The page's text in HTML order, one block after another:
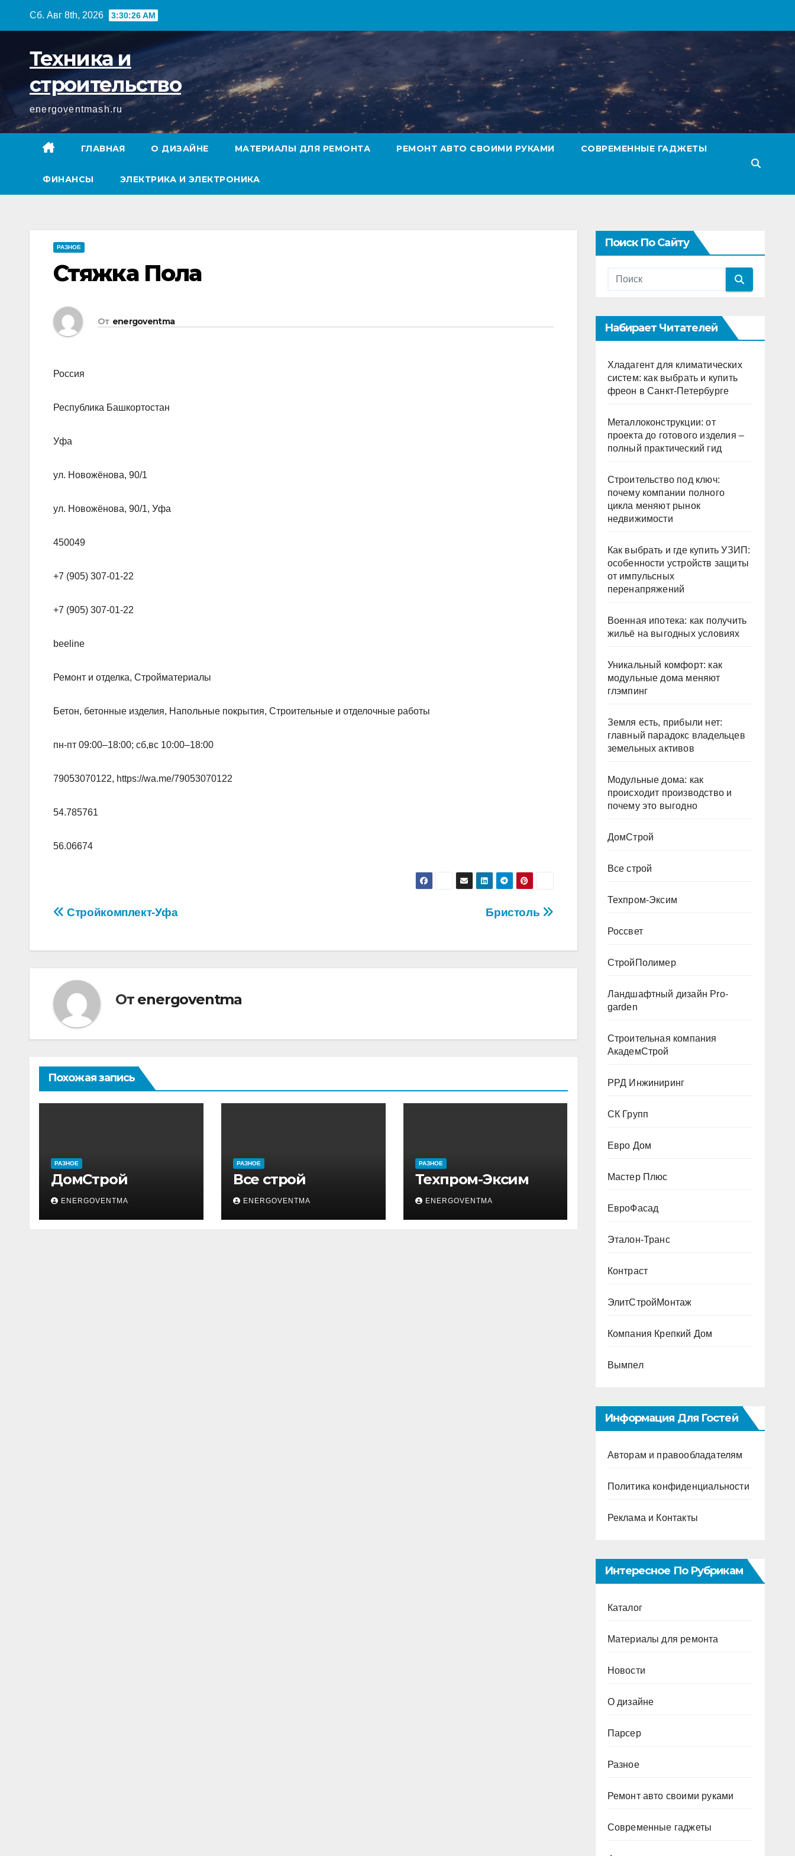
Сб. Авг 8th, 2026 3:30:27 AM
Техника и
строительство
energoventmash.ru
ГЛАВНАЯ О ДИЗАЙНЕ МАТЕРИАЛЫ ДЛЯ РЕМОНТА РЕМОНТ АВТО СВОИМИ РУКАМИ СОВРЕМЕННЫЕ ГАДЖЕТЫ
ФИНАНСЫ ЭЛЕКТРИКА И ЭЛЕКТРОНИКА
РАЗНОЕ
Стяжка Пола
От energoventma
Россия
Республика Башкортостан
Уфа
ул. Новожёнова, 90/1
ул. Новожёнова, 90/1, Уфа
450049
+7 (905) 307-01-22
+7 (905) 307-01-22
beeline
Ремонт и отделка, Стройматериалы
Бетон, бетонные изделия, Напольные покрытия, Строительные и отделочные работы
пн-пт 09:00–18:00; сб,вс 10:00–18:00
79053070122, https://wa.me/79053070122
54.785761
56.06674
Навигация
Бристоль
Стройкомплект-Уфа
От energoventma
Похожая запись
РАЗНОЕ
ДомСтрой
ENERGOVENTMA
РАЗНОЕ
Все строй
ENERGOVENTMA
РАЗНОЕ
Техпром-Эксим
ENERGOVENTMA
Поиск По Сайту
Набирает Читателей
Хладагент для климатических
систем: как выбрать и купить
фреон в Санкт-Петербурге
Металлоконструкции: от
проекта до готового изделия –
полный практический гид
Строительство под ключ:
почему компании полного
цикла меняют рынок
недвижимости
Как выбрать и где купить УЗИП:
особенности устройств защиты
от импульсных
перенапряжений
Военная ипотека: как получить
жильё на выгодных условиях
Уникальный комфорт: как
модульные дома меняют
глэмпинг
Земля есть, прибыли нет:
главный парадокс владельцев
земельных активов
Модульные дома: как
происходит производство и
почему это выгодно
ДомСтрой
Все строй
Техпром-Эксим
Россвет
СтройПолимер
Ландшафтный дизайн Pro-
garden
Строительная компания
АкадемСтрой
РРД Инжиниринг
СК Групп
Евро Дом
Мастер Плюс
ЕвроФасад
Эталон-Транс
Контраст
ЭлитСтройМонтаж
Компания Крепкий Дом
Вымпел
Информация Для Гостей
Авторам и правообладателям
Политика конфиденциальности
Реклама и Контакты
Интересное По Рубрикам
Каталог
Материалы для ремонта
Новости
О дизайне
Парсер
Разное
Ремонт авто своими руками
Современные гаджеты